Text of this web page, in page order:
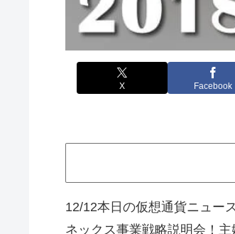
X Facebook
12/12本日の仮想通貨ニュー
ネックス事業戦略説明会！